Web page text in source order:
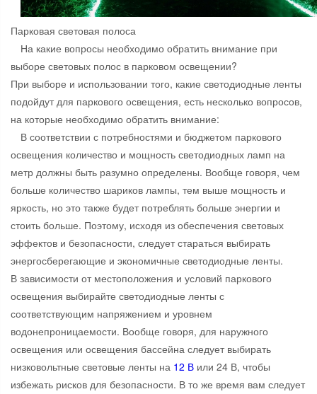
Парковая световая полоса
На какие вопросы необходимо обратить внимание при
выборе световых полос в парковом освещении?
При выборе и использовании того, какие светодиодные ленты
подойдут для паркового освещения, есть несколько вопросов,
на которые необходимо обратить внимание:
В соответствии с потребностями и бюджетом паркового
освещения количество и мощность светодиодных ламп на
метр должны быть разумно определены. Вообще говоря, чем
больше количество шариков лампы, тем выше мощность и
яркость, но это также будет потреблять больше энергии и
стоить больше. Поэтому, исходя из обеспечения световых
эффектов и безопасности, следует стараться выбирать
энергосберегающие и экономичные светодиодные ленты.
В зависимости от местоположения и условий паркового
освещения выбирайте светодиодные ленты с
соответствующим напряжением и уровнем
водонепроницаемости. Вообще говоря, для наружного
освещения или освещения бассейна следует выбирать
низковольтные световые ленты на 12 В или 24 В, чтобы
избежать рисков для безопасности. В то же время вам следует